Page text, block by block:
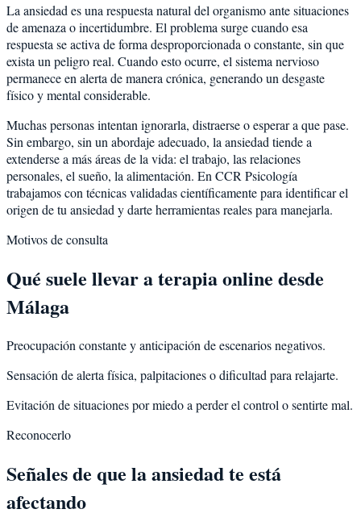
La ansiedad es una respuesta natural del organismo ante situaciones
de amenaza o incertidumbre. El problema surge cuando esa
respuesta se activa de forma desproporcionada o constante, sin que
exista un peligro real. Cuando esto ocurre, el sistema nervioso
permanece en alerta de manera crónica, generando un desgaste
físico y mental considerable.
Muchas personas intentan ignorarla, distraerse o esperar a que pase.
Sin embargo, sin un abordaje adecuado, la ansiedad tiende a
extenderse a más áreas de la vida: el trabajo, las relaciones
personales, el sueño, la alimentación. En CCR Psicología
trabajamos con técnicas validadas científicamente para identificar el
origen de tu ansiedad y darte herramientas reales para manejarla.
Motivos de consulta
Qué suele llevar a terapia online desde
Málaga
Preocupación constante y anticipación de escenarios negativos.
Sensación de alerta física, palpitaciones o dificultad para relajarte.
Evitación de situaciones por miedo a perder el control o sentirte mal.
Reconocerlo
Señales de que la ansiedad te está
afectando